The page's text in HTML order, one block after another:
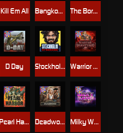
Kill Em All
Stockholm Syndrome
Bangkok Hilton
Warrior Graveyard xNudge
Deadwood xNudge Milky Ways
Pearl Harbor
D Day
The Border